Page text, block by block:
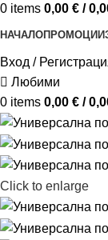
0 items 0,00 € /
НАЧАЛОПРОМОЦИИ
Вход /
Любими
0 items 0,00 € /
Click to enlarge